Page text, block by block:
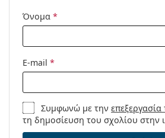
Όνομα *
E-mail *
Συμφωνώ με την
τη δημοσίευση του σχολίου στην